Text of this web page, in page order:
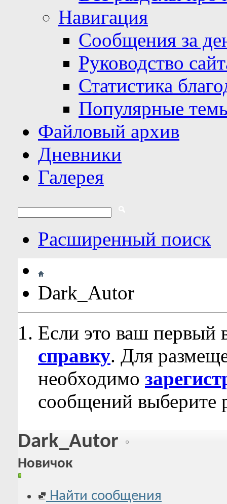
Навигация
Сообщения за
Руководство
Статистика
Популярные
Файловый архив
Дневники
Галерея
Расширенный поиск
Dark_Autor
Если это ваш первый
справку. Для
необходимо
сообщений выберите
Dark_Autor
Новичок
Найти сообщения